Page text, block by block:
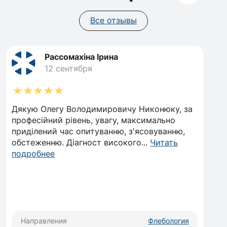
и симуляторах. Учебный центр "Эндофорс", г.
2017: ТУ "Современные малоинвазивные
Шупика, г. Киев
2017: Теоретический и практический
тренинг по морфологии, анатомии
варикозных вен, современным техникам
склеротерапии, г. Киев.
2017: Тренинг по "Эндовенозной лазерной
абляции варикозных вен н/концовок", г.
Гамбург, Германия
Ukraine 24-25 January 2019". Лечение
Все отзывы
Рассомахіна Ірина
12 сентября
Дякую Олегу Володимировичу Никонюку, за
професійний рівень, увагу, максимально
приділений час опитуванню, з'ясовуванню,
обстеженню. Діагност високого... Читать
подробнее
Направления
Флебология